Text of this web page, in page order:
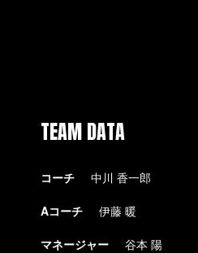
TEAM DATA
コーチ 中川 香一郎
Aコーチ 伊藤 暖
マネージャー 谷本 陽